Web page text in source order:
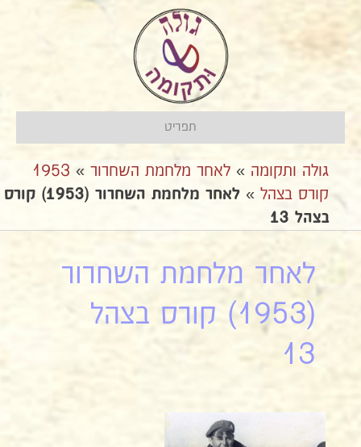
תפריט
גולה ותקומה » לאחר מלחמת השחרור »
1953
קורס בצהל »
לאחר מלחמת השחרור (1953) קורס
בצהל 13
לאחר מלחמת השחרור
(1953) קורס בצהל
13